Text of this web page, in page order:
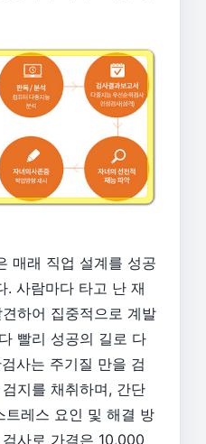
매래 직업 설계를 성공
. 사람마다 타고 난 재
하어 집중적으로 계발
빨리 성공의 길로 다
사는 주기질 만을 검
지를 채취하며, 간단
트레스 요인 및 해결 방
검사로 가격은 10,000